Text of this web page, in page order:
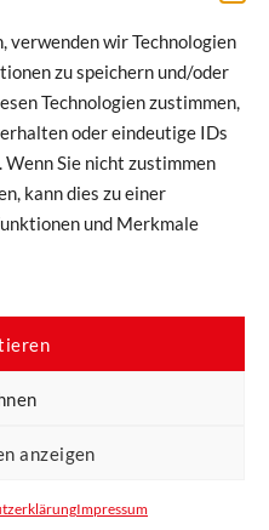
verwenden wir Technologien
zu speichern und/oder
Technologien zustimmen,
oder eindeutige IDs
Sie nicht zustimmen
kann dies zu einer
und Merkmale
anzeigen
Impressum
im Rahmen
verarbeitet werden
tzn Digital
All rights reserved